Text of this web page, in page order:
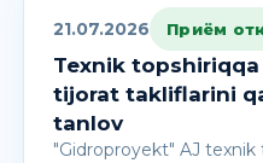
21.07.2026 Приём
Texnik
tijorat takliflarini
tanlov
"Gidroproyekt" AJ